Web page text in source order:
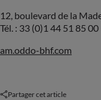
12, boulevard de la
Tél. : 33 (0)1 44 51 85 00
am.oddo-bhf.com
Partager cet article